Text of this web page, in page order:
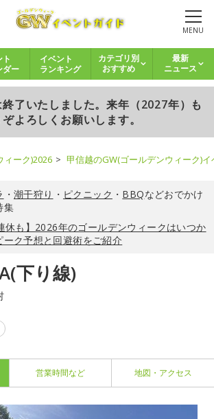
MENU
ト
ダー
イベント
ランキング
カテゴリ別
おすすめ
最新
ニュース
了いたしました。来年（2027年）も
よろしくお願いします。
ィーク)2026 甲信越のGW(ゴールデンウィーク)
・ 潮干狩り ・ ピクニック ・ BBQなどおでかけ
集
休も】2026年のゴールデンウィークはいつか
ーク予想と回避術をご紹介
下り線)
営業時間など 地図・アクセス